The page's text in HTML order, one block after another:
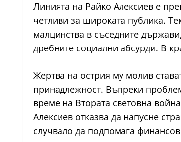
Линията на Райко Алексиев е
четливи за широката публика.
малцинства в съседните
дребните социални абсурди. В
Жертва на острия му молив
принадлежност. Въпреки
време на Втората световна
Алексиев отказва да напусне
случвало да подпомага